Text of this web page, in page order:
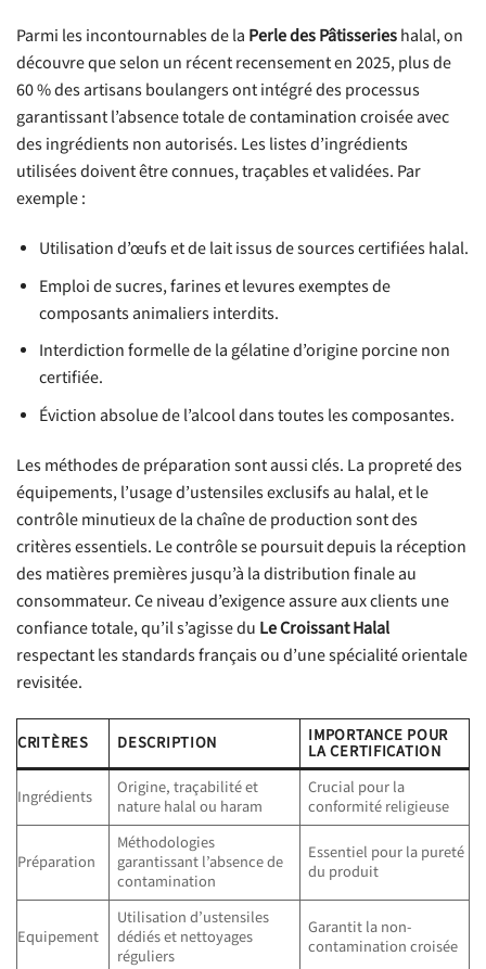
Parmi les incontournables de la Perle des Pâtisserieshalal, on
découvre que selon un récent recensement en 2025, plus de
60 % des artisans boulangers ont intégré des processus
garantissant l’absence totale de contamination croisée avec
des ingrédients non autorisés. Les listes d’ingrédients
utilisées doivent être connues, traçables et validées. Par
exemple :
Utilisation d’œufs et de lait issus de sources certifiées halal.
Emploi de sucres, farines et levures exemptes de
composants animaliers interdits.
Interdiction formelle de la gélatine d’origine porcine non
certifiée.
Éviction absolue de l’alcool dans toutes les composantes.
Les méthodes de préparation sont aussi clés. La propreté des
équipements, l’usage d’ustensiles exclusifs au halal, et le
contrôle minutieux de la chaîne de production sont des
critères essentiels. Le contrôle se poursuit depuis la réception
des matières premières jusqu’à la distribution finale au
consommateur. Ce niveau d’exigence assure aux clients une
confiance totale, qu’il s’agisse du Le Croissant Halal
respectant les standards français ou d’une spécialité orientale
revisitée.
CRITÈRES DESCRIPTION IMPORTANCE POUR
LA CERTIFICATION
Ingrédients
Origine, traçabilité et
nature halal ou haram
Crucial pour la
conformité religieuse
Préparation
Méthodologies
garantissant l’absence de
contamination
Essentiel pour la pureté
du produit
Equipement
Utilisation d’ustensiles
dédiés et nettoyages
réguliers
Garantit la non-
contamination croisée